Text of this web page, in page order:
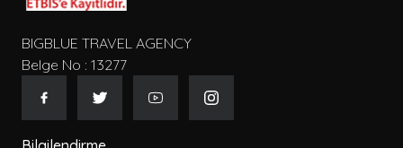
BIGBLUE TRAVEL AGENCY
Belge No : 13277